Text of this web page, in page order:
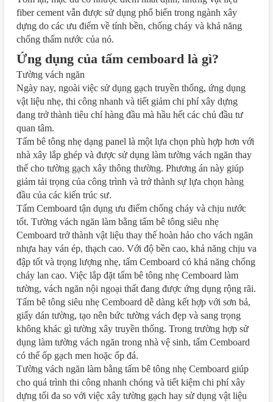
fiber cement vẫn được sử dụng phổ biến trong ngành xây
dựng do các ưu điểm về tính bền, chống cháy và khả năng
chống thấm nước của nó.
Ứng dụng của tấm cemboard là gì?
Tường vách ngăn
Ngày nay, ngoài việc sử dụng gạch truyền thống, ứng dụng
vật liệu nhẹ, thi công nhanh và tiết giảm chi phí xây dựng
đang trở thành tiêu chí hàng đầu mà hầu hết các chủ đầu tư
quan tâm.
Tấm bê tông nhẹ dạng panel là một lựa chọn phù hợp hơn với
nhà xây lắp ghép và được sử dụng làm tường vách ngăn thay
thế cho tường gạch xây thông thường. Phương án này giúp
giảm tải trọng của công trình và trở thành sự lựa chọn hàng
đầu của các kiến trúc sư.
Tấm Cemboard tận dụng ưu điểm chống cháy và chịu nước
tốt. Tường vách ngăn làm bằng tấm bê tông siêu nhẹ
Cemboard trở thành vật liệu thay thế hoàn hảo cho vách ngăn
nhựa hay ván ép, thạch cao. Với độ bền cao, khả năng chịu va
đập tốt và trọng lượng nhẹ, tấm Cemboard có khả năng chống
cháy lan cao. Việc lắp đặt tấm bê tông nhẹ Cemboard làm
tường, vách ngăn nội ngoại thất đang được ứng dụng rộng rãi.
Tấm bê tông siêu nhẹ Cemboard dễ dàng kết hợp với sơn bả,
giấy dán tường, tạo nên bức tường vách đẹp và sang trọng
không khác gì tường xây truyền thống. Trong trường hợp sử
dụng làm tường vách ngăn trong nhà vệ sinh, tấm Cemboard
có thể ốp gạch men hoặc ốp đá.
Tường vách ngăn làm bằng tấm bê tông nhẹ Cemboard giúp
cho quá trình thi công nhanh chóng và tiết kiệm chi phí xây
dựng tối đa so với việc xây tường gạch hay sử dụng vật liệu